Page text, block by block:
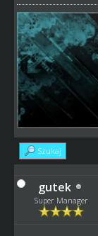
Szukaj
gutek
Super Manager